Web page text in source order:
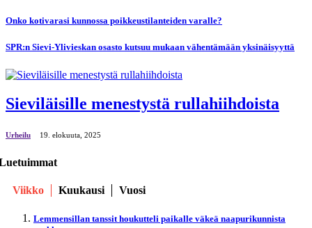
Onko kotivarasi kunnossa poikkeustilanteiden varalle?
SPR:n Sievi-Ylivieskan osasto kutsuu mukaan vähentämään yksinäisyyttä
Sieviläisille menestystä rullahiihdoista
Urheilu 19. elokuuta, 2025
Viikko Kuukausi Vuosi
Lemmensillan tanssit houkutteli paikalle väkeä naapurikunnista